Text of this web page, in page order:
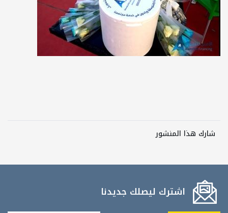
شارك هذا المنشور
اشترك ليصلك جديدنا